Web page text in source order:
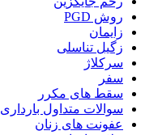
روش PGD
زایمان
زگیل تناسلی
سرکلاژ
سفر
سقط های مکرر
سوالات متداول بارداری
عفونت های زنان